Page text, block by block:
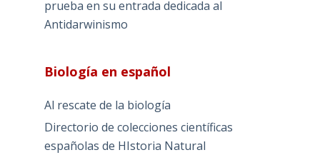
prueba en su entrada dedicada al
Antidarwinismo
Biología en español
Al rescate de la biología
Directorio de colecciones científicas
españolas de HIstoria Natural